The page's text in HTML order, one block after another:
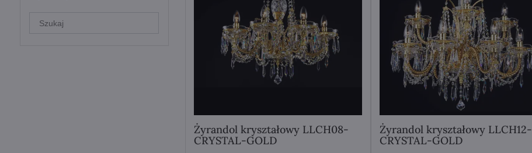
Żyrandol kryształowy LLCH08-
CRYSTAL-GOLD
Żyrandol kryształowy LLCH12-
CRYSTAL-GOLD
wyniki